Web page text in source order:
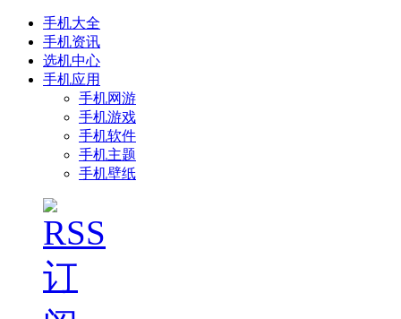
手机大全
手机资讯
选机中心
手机应用
手机网游
手机游戏
手机软件
手机主题
手机壁纸